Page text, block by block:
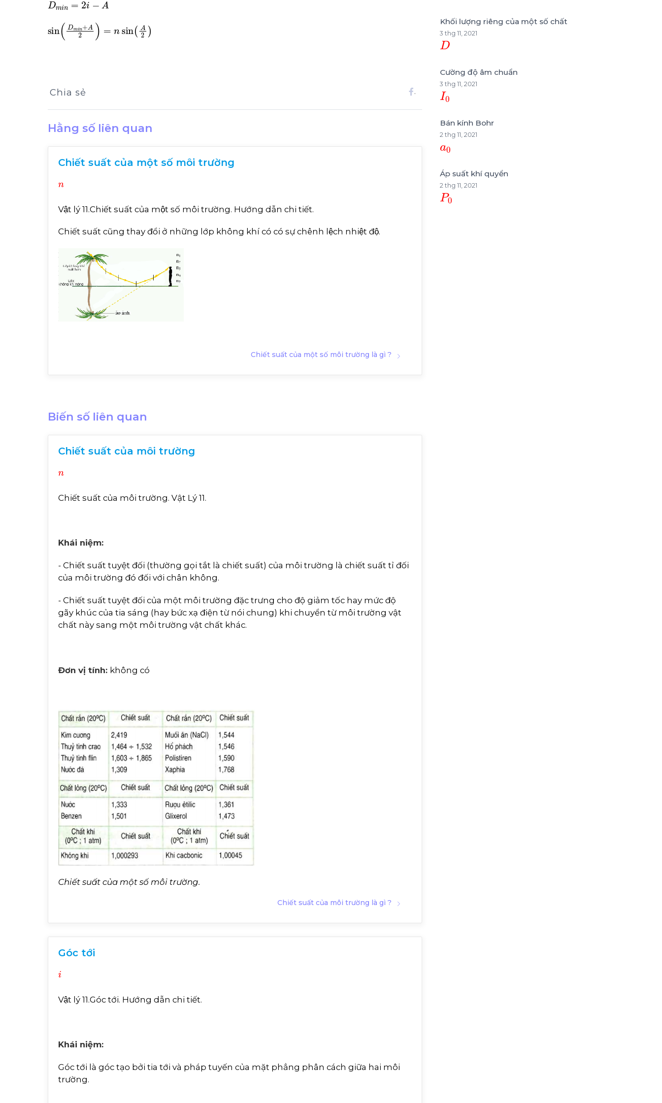
sinDm in+A sin A 2
Chia sẻ .
Hằng số liên quan
Chiết suất của một số môi trường
Vật lý 11.Chiết suất của một số môi trường. Hướng dẫn chi tiết.
Chiết suất cũng thay đổi ở những lớp không khí có có sự chênh lệch nhiệt độ.
Chiết suất của một số môi trường là gì ?
Biến số liên quan
Chiết suất của môi trường
Chiết suất của môi trường. Vật Lý 11.
Khái niệm:
- Chiết suất tuyệt đối (thường gọi tắt là chiết suất) của môi trường là chiết suất tỉ đối
của môi trường đó đối với chân không.
- Chiết suất tuyệt đối của một môi trường đặc trưng cho độ giảm tốc hay mức độ
gãy khúc của tia sáng (hay bức xạ điện từ nói chung) khi chuyển từ môi trường vật
chất này sang một môi trường vật chất khác.
Đơn vị tính: không có
Chiết suất của một số môi trường.
Chiết suất của môi trường là gì ?
Góc tới
i
Vật lý 11.Góc tới. Hướng dẫn chi tiết.
Khái niệm:
Góc tới là góc tạo bởi tia tới và pháp tuyến của mặt phẳng phân cách giữa hai môi
trường.
Khối lượng riêng của một số chất
3 thg 11, 2021
D
Cường độ âm chuẩn
3 thg 11, 2021
I0
Bán kính Bohr
2 thg 11, 2021
a0
Áp suất khí quyển
2 thg 11, 2021
P0